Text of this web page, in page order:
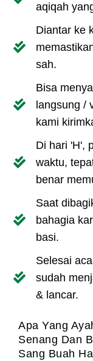
aqiqah
Diantar ke
sah.
Bisa
langsung /
kami
Di hari 'H',
waktu,
benar
Saat
bahagia
basi.
Selesai
sudah
& lancar.
Apa Yang
Senang Dan
Sang Buah